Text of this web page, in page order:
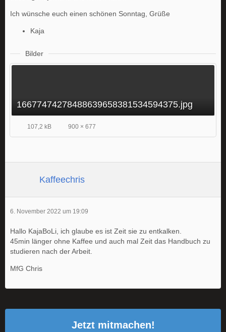
Ich wünsche euch einen schönen Sonntag, Grüße
Kaja
Bilder
16677474278488639658381534594375.jpg
107,2 kB 900 × 677
Kaffeechris
6. November 2022 um 19:09
Hallo KajaBoLi, ich glaube es ist Zeit sie zu entkalken.
45min länger ohne Kaffee und auch mal Zeit das Handbuch zu
studieren nach der Arbeit.
MfG Chris
Jetzt mitmachen!